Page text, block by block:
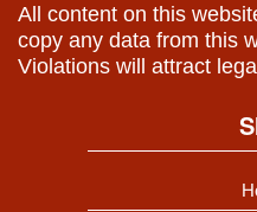
All content on this
copy any data from this
Violations will attract